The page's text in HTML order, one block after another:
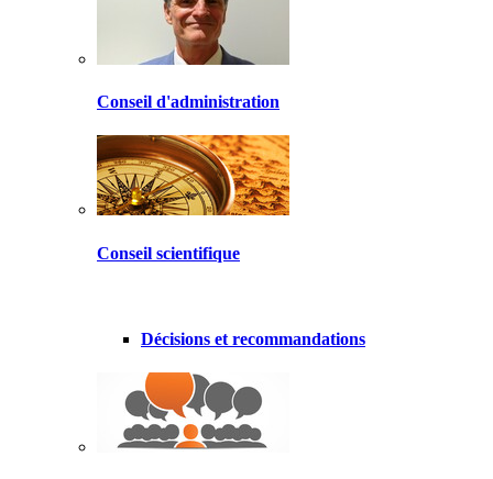
Conseil d'administration
Conseil scientifique
Décisions et recommandations